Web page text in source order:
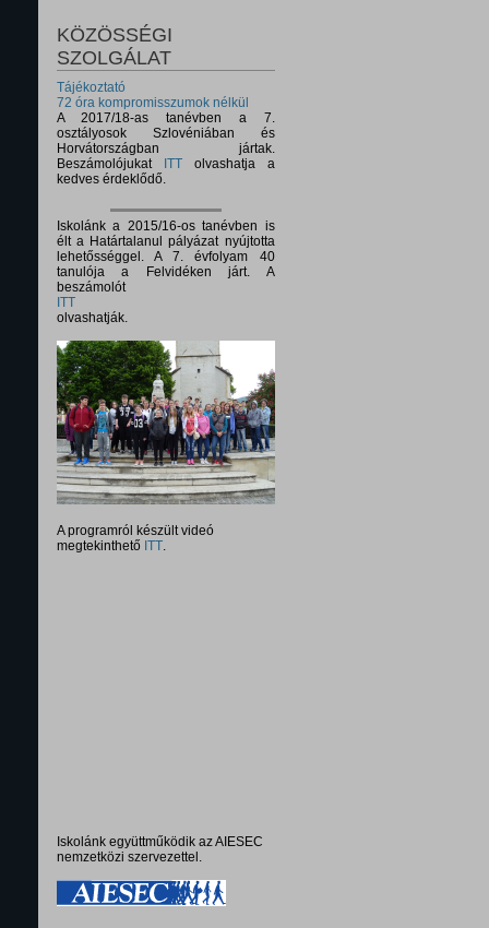
KÖZÖSSÉGI
SZOLGÁLAT
Tájékoztató
72 óra kompromisszumok nélkül
A 2017/18-as tanévben a 7.
osztályosok Szlovéniában és
Horvátországban jártak.
Beszámolójukat
ITTolvashatja a
kedves érdeklődő.
Iskolánk a 2015/16-os tanévben is
élt a Határtalanul pályázat nyújtotta
lehetősséggel. A 7. évfolyam 40
tanulója a Felvidéken járt. A
beszámolót
ITT
olvashatják.
A programról készült videó
megtekinthető ITT.
Iskolánk együttműködik az AIESEC
nemzetközi szervezettel.